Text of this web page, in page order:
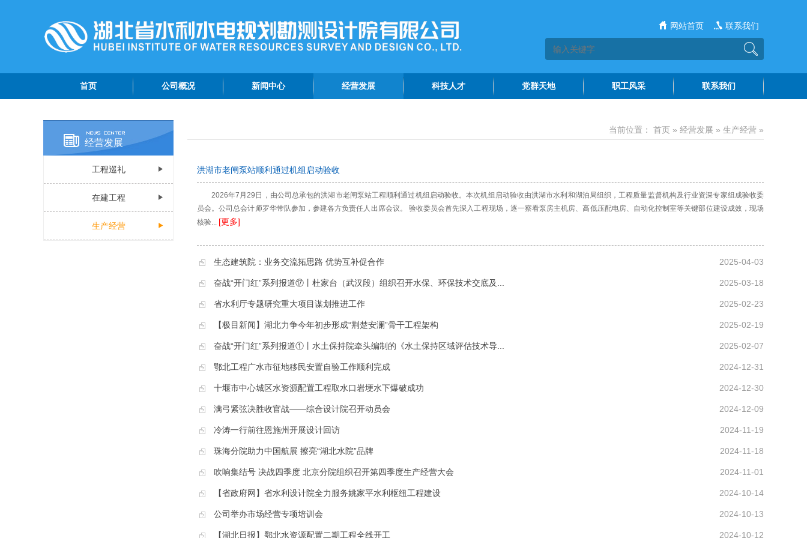
网站首页 联系我们
首页 公司概况 新闻中心 经营发展 科技人才 党群天地 职工风采 联系我们
管理团队
公司荣誉
认证资质
公示公告
水苑讲坛
经营发展
工程巡礼
在建工程
生产经营
当前位置： 首页 » 经营发展 » 生产经营 »
洪湖市老闸泵站顺利通过机组启动验收
2026年7月29日，由公司总承包的洪湖市老闸泵站工程顺利通过机组启动验收。本次机组启动验收由洪湖市水利和湖泊局组织，工程质量监督机构及行业资深专家组成验收委
员会。公司总会计师罗华带队参加，参建各方负责任人出席会议。 验收委员会首先深入工程现场，逐一察看泵房主机房、高低压配电房、自动化控制室等关键部位建设成效，现场
核验... [更多]
生态建筑院：业务交流拓思路 优势互补促合作 2025-04-03
奋战“开门红”系列报道⑰丨杜家台（武汉段）组织召开水保、环保技术交底及... 2025-03-18
省水利厅专题研究重大项目谋划推进工作 2025-02-23
【极目新闻】湖北力争今年初步形成“荆楚安澜”骨干工程架构 2025-02-19
奋战“开门红”系列报道①丨水土保持院牵头编制的《水土保持区域评估技术导... 2025-02-07
鄂北工程广水市征地移民安置自验工作顺利完成 2024-12-31
十堰市中心城区水资源配置工程取水口岩埂水下爆破成功 2024-12-30
满弓紧弦决胜收官战——综合设计院召开动员会 2024-12-09
冷涛一行前往恩施州开展设计回访 2024-11-19
珠海分院助力中国航展 擦亮“湖北水院”品牌 2024-11-18
吹响集结号 决战四季度 北京分院组织召开第四季度生产经营大会 2024-11-01
【省政府网】省水利设计院全力服务姚家平水利枢纽工程建设 2024-10-14
公司举办市场经营专项培训会 2024-10-13
【湖北日报】鄂北水资源配置二期工程全线开工 2024-10-12